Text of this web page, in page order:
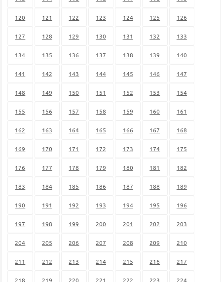
120 121 122 123 124 125 126
127 128 129 130 131 132 133
134 135 136 137 138 139 140
141 142 143 144 145 146 147
148 149 150 151 152 153 154
155 156 157 158 159 160 161
162 163 164 165 166 167 168
169 170 171 172 173 174 175
176 177 178 179 180 181 182
183 184 185 186 187 188 189
190 191 192 193 194 195 196
197 198 199 200 201 202 203
204 205 206 207 208 209 210
211 212 213 214 215 216 217
218 219 220 221 222 223 224